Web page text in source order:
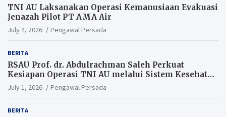
TNI AU Laksanakan Operasi Kemanusiaan Evakuasi
Jenazah Pilot PT AMA Air
July 4, 2026 Pengawal Persada
BERITA
RSAU Prof. dr. Abdulrachman Saleh Perkuat
Kesiapan Operasi TNI AU melalui Sistem Kesehatan
Andal
July 1, 2026 Pengawal Persada
BERITA